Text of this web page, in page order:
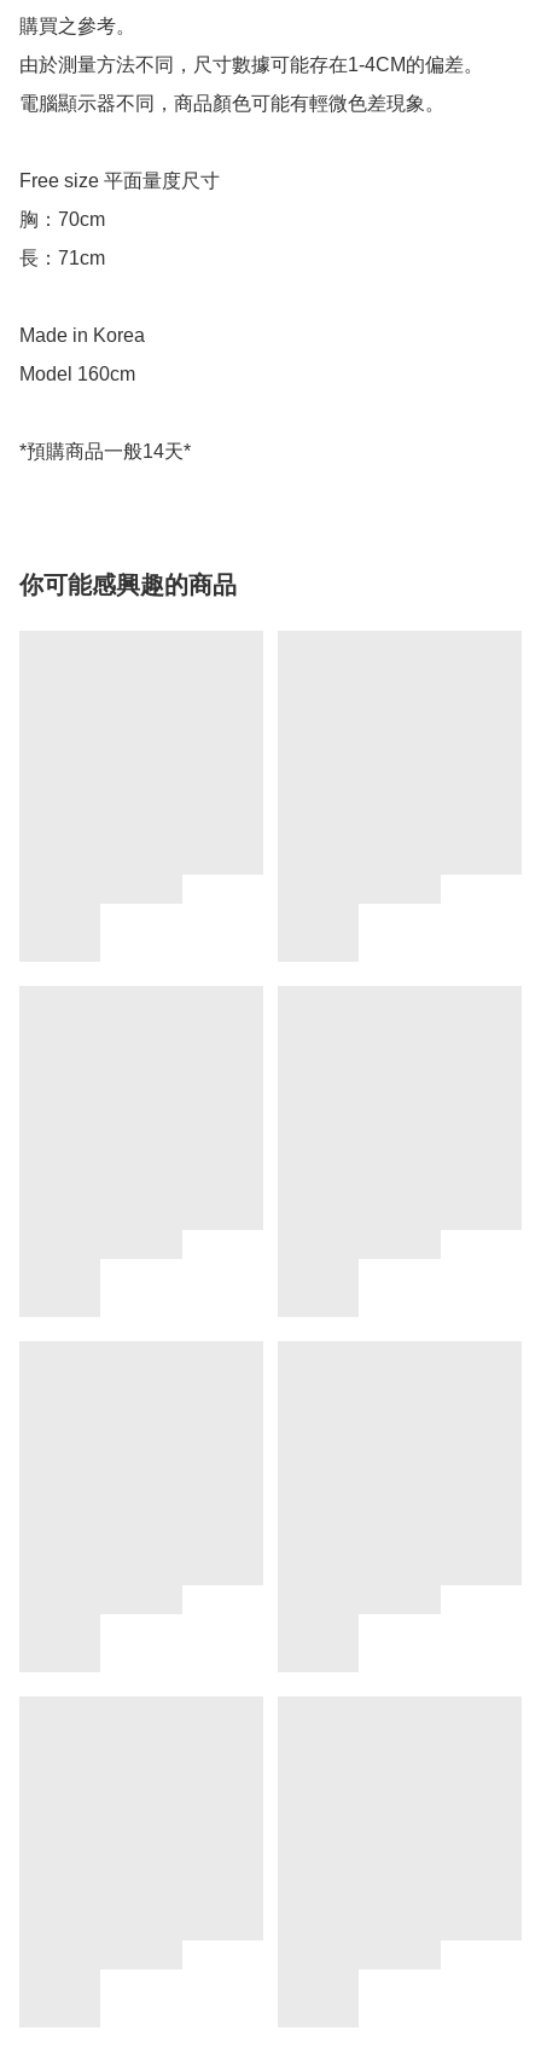
購買之參考。
由於測量方法不同，尺寸數據可能存在1-4CM的偏差。
電腦顯示器不同，商品顏色可能有輕微色差現象。
Free size 平面量度尺寸
胸：70cm
長：71cm
Made in Korea
Model 160cm
你可能感興趣的商品